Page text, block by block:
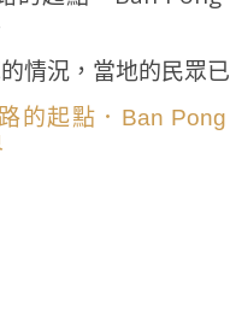
情況，當地的民眾